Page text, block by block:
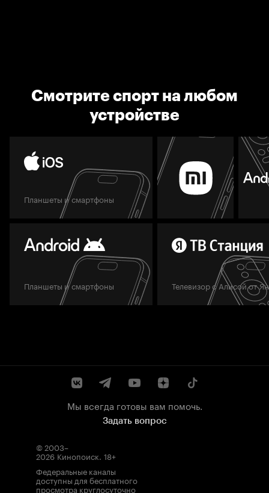
Смотрите спорт на любом
устройстве
Планшеты и смартфоны
Планшеты и смартфоны Телевизор с Алисой от
Мы всегда готовы вам помочь.
Задать вопрос
© 2003–
2026 Кинопоиск. 18+
Федеральные каналы
доступны для бесплатного
просмотра круглосуточно